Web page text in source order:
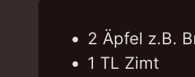
2 Äpfel z.B.
1 TL Zimt